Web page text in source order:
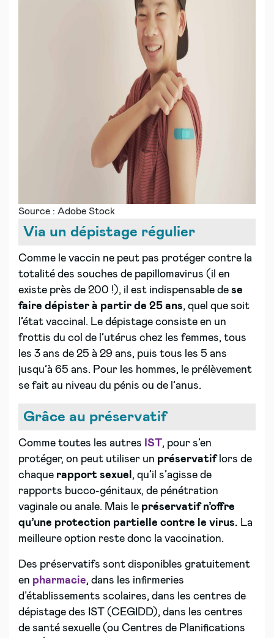
Source : Adobe Stock
Via un dépistage régulier
Comme le vaccin ne peut pas protéger contre la
totalité des souches de papillomavirus (il en
existe près de 200 !), il est indispensable de se
faire dépister à partir de 25 ans, quel que soit
l’état vaccinal. Le dépistage consiste en un
frottis du col de l’utérus chez les femmes, tous
les 3 ans de 25 à 29 ans, puis tous les 5 ans
jusqu’à 65 ans. Pour les hommes, le prélèvement
se fait au niveau du pénis ou de l’anus.
Grâce au préservatif
Comme toutes les autres IST , pour s’en
protéger, on peut utiliser un préservatiflors de
chaque rapport sexuel , qu’il s’agisse de
rapports bucco-génitaux, de pénétration
vaginale ou anale. Mais le préservatif n’offre
qu’une protection partielle contre le virus. La
meilleure option reste donc la vaccination.
Des préservatifs sont disponibles gratuitement
en pharmacie, dans les infirmeries
d’établissements scolaires, dans les centres de
dépistage des IST (CEGIDD), dans les centres
de santé sexuelle (ou Centres de Planifications